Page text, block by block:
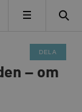
MENY
– om
DELA